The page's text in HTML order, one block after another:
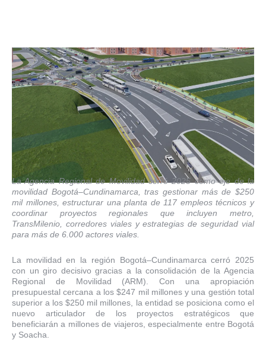
La Agencia Regional de Movilidad cerró 2025 como eje de la
movilidad Bogotá–Cundinamarca, tras gestionar más de $250
mil millones, estructurar una planta de 117 empleos técnicos y
coordinar proyectos regionales que incluyen metro,
TransMilenio, corredores viales y estrategias de seguridad vial
para más de 6.000 actores viales.
La movilidad en la región Bogotá–Cundinamarca cerró 2025
con un giro decisivo gracias a la consolidación de la Agencia
Regional de Movilidad (ARM). Con una apropiación
presupuestal cercana a los $247 mil millones y una gestión total
superior a los $250 mil millones, la entidad se posiciona como el
nuevo articulador de los proyectos estratégicos que
beneficiarán a millones de viajeros, especialmente entre Bogotá
y Soacha.